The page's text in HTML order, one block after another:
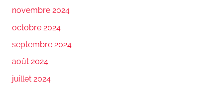
novembre 2024
octobre 2024
septembre 2024
août 2024
juillet 2024